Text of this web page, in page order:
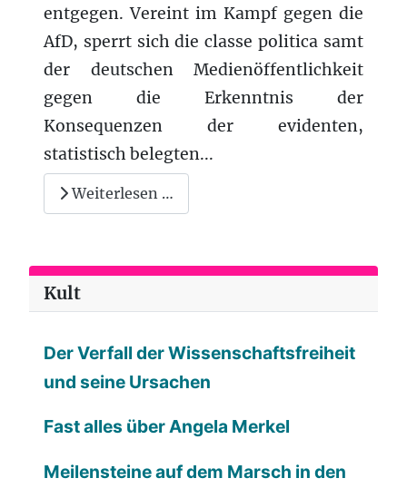
entgegen. Vereint im Kampf gegen die
AfD, sperrt sich die classe politica samt
der deutschen Medienöffentlichkeit
gegen die Erkenntnis der
Konsequenzen der evidenten,
statistisch belegten...
Weiterlesen …
Kult
Der Verfall der Wissenschaftsfreiheit
und seine Ursachen
Fast alles über Angela Merkel
Meilensteine auf dem Marsch in den